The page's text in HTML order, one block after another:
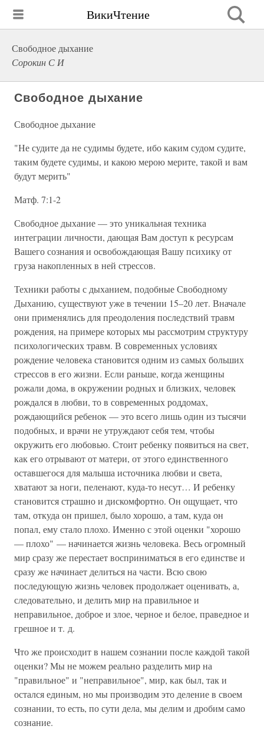
ВикиЧтение
Свободное дыхание
Сорокин С И
Свободное дыхание
Свободное дыхание
"Не судите да не судимы будете, ибо каким судом судите,
таким будете судимы, и какою мерою мерите, такой и вам
будут мерить"
Матф. 7:1-2
Свободное дыхание — это уникальная техника
интеграции личности, дающая Вам доступ к ресурсам
Вашего сознания и освобождающая Вашу психику от
груза накопленных в ней стрессов.
Техники работы с дыханием, подобные Свободному
Дыханию, существуют уже в течении 15–20 лет. Вначале
они применялись для преодоления последствий травм
рождения, на примере которых мы рассмотрим структуру
психологических травм. В современных условиях
рождение человека становится одним из самых больших
стрессов в его жизни. Если раньше, когда женщины
рожали дома, в окружении родных и близких, человек
рождался в любви, то в современных роддомах,
рождающийся ребенок — это всего лишь один из тысячи
подобных, и врачи не утруждают себя тем, чтобы
окружить его любовью. Стоит ребенку появиться на свет,
как его отрывают от матери, от этого единственного
оставшегося для малыша источника любви и света,
хватают за ноги, пеленают, куда-то несут… И ребенку
становится страшно и дискомфортно. Он ощущает, что
там, откуда он пришел, было хорошо, а там, куда он
попал, ему стало плохо. Именно с этой оценки "хорошо
— плохо" — начинается жизнь человека. Весь огромный
мир сразу же перестает восприниматься в его единстве и
сразу же начинает делиться на части. Всю свою
последующую жизнь человек продолжает оценивать, а,
следовательно, и делить мир на правильное и
неправильное, доброе и злое, черное и белое, праведное и
грешное и т. д.
Что же происходит в нашем сознании после каждой такой
оценки? Мы не можем реально разделить мир на
"правильное" и "неправильное", мир, как был, так и
остался единым, но мы производим это деление в своем
сознании, то есть, по сути дела, мы делим и дробим само
сознание.